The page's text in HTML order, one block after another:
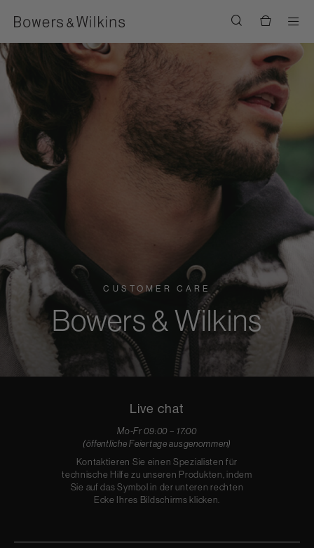
CUSTOMER CARE
Bowers & Wilkins
Live chat
Mo-Fr 09:00 – 17:00
(öffentliche Feiertage ausgenommen)
Kontaktieren Sie einen Spezialisten für
technische Hilfe zu unseren Produkten, indem
Sie auf das Symbol in der unteren rechten
Ecke Ihres Bildschirms klicken.